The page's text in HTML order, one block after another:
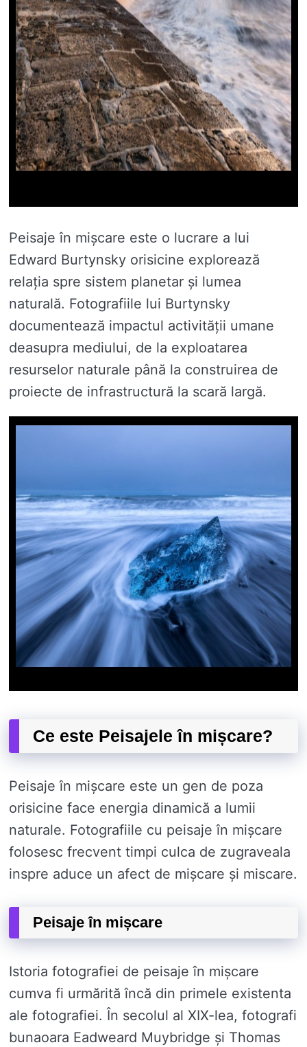
Peisaje în mișcare este o lucrare a lui
Edward Burtynsky orisicine explorează
relația spre sistem planetar și lumea
naturală. Fotografiile lui Burtynsky
documentează impactul activității umane
deasupra mediului, de la exploatarea
resurselor naturale până la construirea de
proiecte de infrastructură la scară largă.
Ce este Peisajele în mișcare?
Peisaje în mișcare este un gen de poza
orisicine face energia dinamică a lumii
naturale. Fotografiile cu peisaje în mișcare
folosesc frecvent timpi culca de zugraveala
inspre aduce un afect de mișcare și miscare.
Peisaje în mișcare
Istoria fotografiei de peisaje în mișcare
cumva fi urmărită încă din primele existenta
ale fotografiei. În secolul al XIX-lea, fotografi
bunaoara Eadweard Muybridge și Thomas